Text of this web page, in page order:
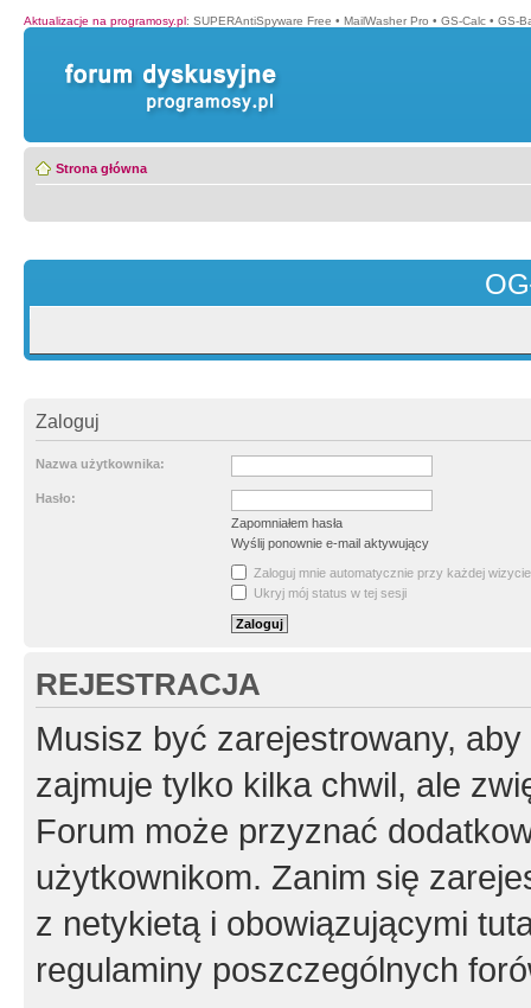
Aktualizacje na programosy.pl: SUPERAntiSpyware Free • MailWasher Pro • GS-Calc • GS-
Strona główna
Zaloguj
Nazwa użytkownika:
Hasło:
Zapomniałem hasła
Wyślij ponownie e-mail aktywujący
Zaloguj mnie automatycznie przy każdej wizycie
Ukryj mój status w tej sesji
REJESTRACJA
Musisz być zarejestrowany,
zajmuje tylko kilka chwil, ale
Forum może przyznać
użytkownikom. Zanim się
z netykietą i obowiązującymi
regulaminy poszczególnych